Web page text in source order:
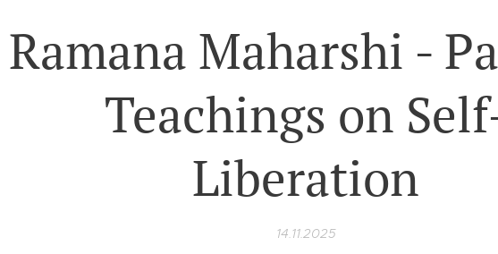
Ramana Maharshi -
Teachings on
Liberation
14.11.2025